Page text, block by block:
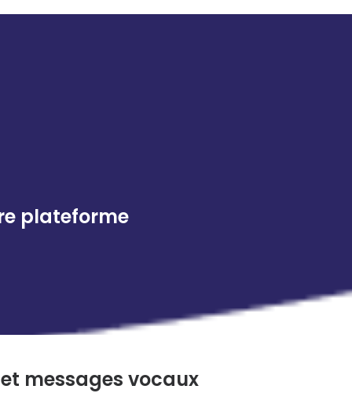
plateforme
et messages vocaux